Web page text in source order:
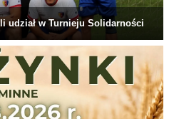
udział w Turnieju Solidarności